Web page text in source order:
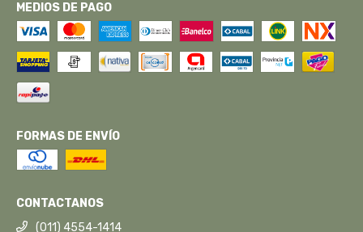
MEDIOS DE PAGO
FORMAS DE ENVÍO
CONTACTANOS
(011) 4554-1414